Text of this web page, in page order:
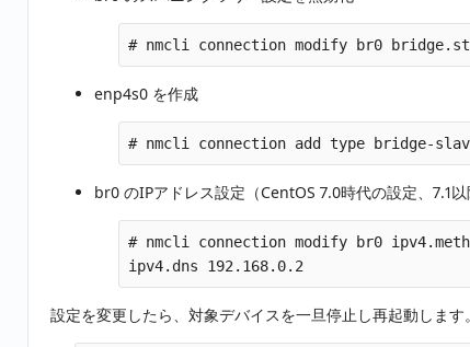
# nmcli connection modify br0
enp4s0 を作成
# nmcli connection add type bridge-
br0 のIPアドレス設定（CentOS 7.0時代の設定、7.1以
# nmcli connection modify br0
ipv4.dns 192.168.0.2
設定を変更したら、対象デバイスを一旦停止し再起動します。